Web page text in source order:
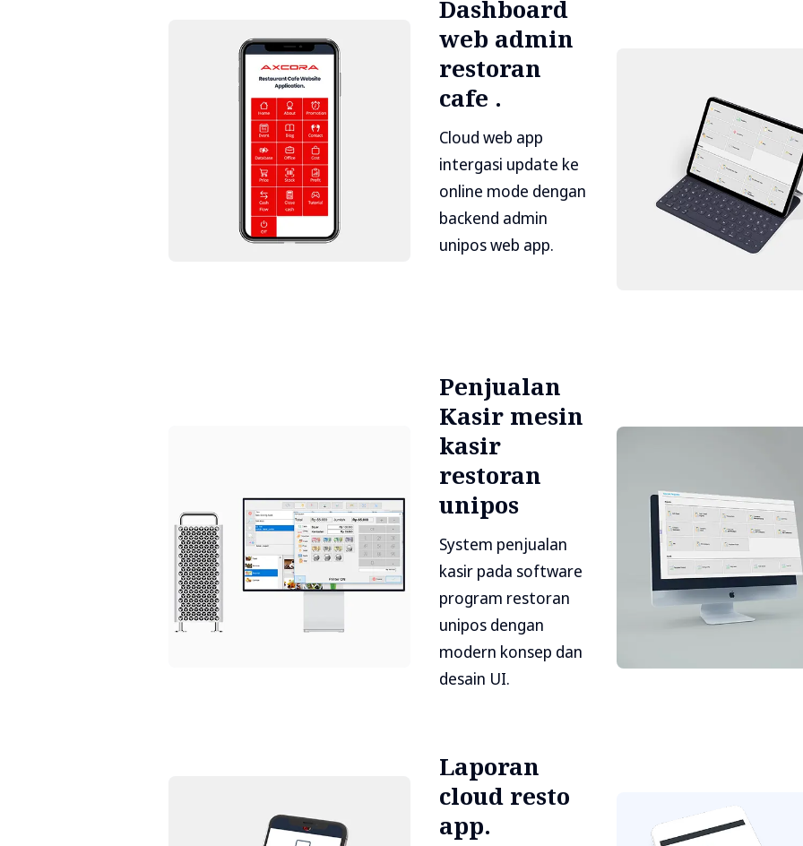
Dashboard
web admin
restoran
cafe .
Cloud web app
intergasi update ke
online mode dengan
backend admin
unipos web app.
Penjualan
Kasir mesin
kasir
restoran
unipos
System penjualan
kasir pada software
program restoran
unipos dengan
modern konsep dan
desain UI.
Laporan
cloud resto
app.